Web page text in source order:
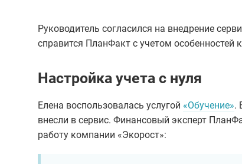
Руководитель согласился на внедрение
справится ПланФакт с учетом особенностей
Настройка учета с нуля
Елена воспользовалась услугой «Обучение».
внесли в сервис. Финансовый эксперт
работу компании «Экорост»: